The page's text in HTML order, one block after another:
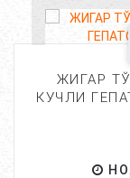
ЖИГАР
КУЧЛИ